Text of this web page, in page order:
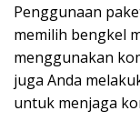
Penggunaan
memilih bengkel
menggunakan
juga Anda
untuk menjaga